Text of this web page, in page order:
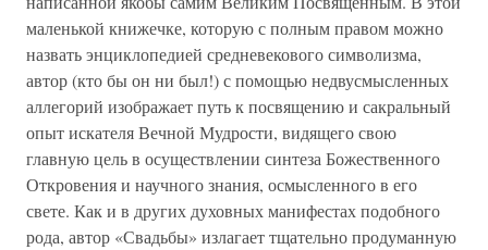
маленькой книжечке, которую с полным правом можно
назвать энциклопедией средневекового символизма,
автор (кто бы он ни был!) с помощью недвусмысленных
аллегорий изображает путь к посвящению и сакральный
опыт искателя Вечной Мудрости, видящего свою
главную цель в осуществлении синтеза Божественного
Откровения и научного знания, осмысленного в его
свете. Как и в других духовных манифестах подобного
рода, автор «Свадьбы» излагает тщательно продуманную